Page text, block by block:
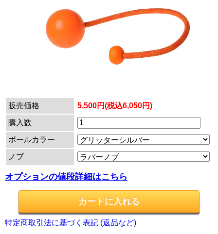
販売価格 5,500円(税込6,050円)
購入数
ボールカラー
ノブ
オプションの値段詳細はこちら
特定商取引法に基づく表記 (返品など)